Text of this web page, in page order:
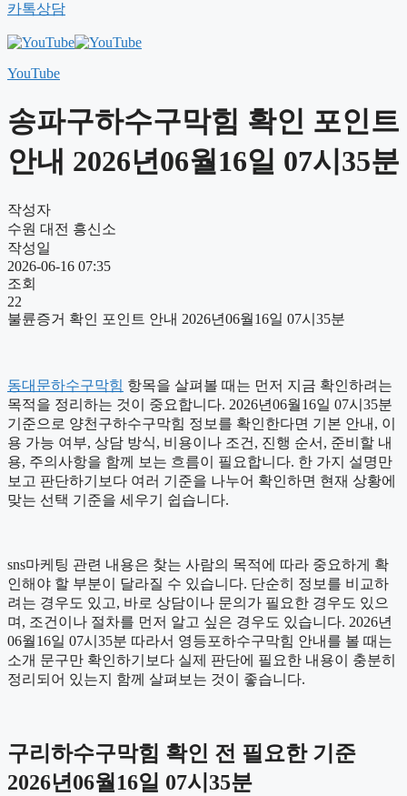
카톡상담
YouTube
송파구하수구막힘 확인 포인트
안내 2026년06월16일 07시35분
작성자
수원 대전 흥신소
작성일
2026-06-16 07:35
조회
22
불륜증거 확인 포인트 안내 2026년06월16일 07시35분
동대문하수구막힘 항목을 살펴볼 때는 먼저 지금 확인하려는
목적을 정리하는 것이 중요합니다. 2026년06월16일 07시35분
기준으로 양천구하수구막힘 정보를 확인한다면 기본 안내, 이
용 가능 여부, 상담 방식, 비용이나 조건, 진행 순서, 준비할 내
용, 주의사항을 함께 보는 흐름이 필요합니다. 한 가지 설명만
보고 판단하기보다 여러 기준을 나누어 확인하면 현재 상황에
맞는 선택 기준을 세우기 쉽습니다.
sns마케팅 관련 내용은 찾는 사람의 목적에 따라 중요하게 확
인해야 할 부분이 달라질 수 있습니다. 단순히 정보를 비교하
려는 경우도 있고, 바로 상담이나 문의가 필요한 경우도 있으
며, 조건이나 절차를 먼저 알고 싶은 경우도 있습니다. 2026년
06월16일 07시35분 따라서 영등포하수구막힘 안내를 볼 때는
소개 문구만 확인하기보다 실제 판단에 필요한 내용이 충분히
정리되어 있는지 함께 살펴보는 것이 좋습니다.
구리하수구막힘 확인 전 필요한 기준
2026년06월16일 07시35분